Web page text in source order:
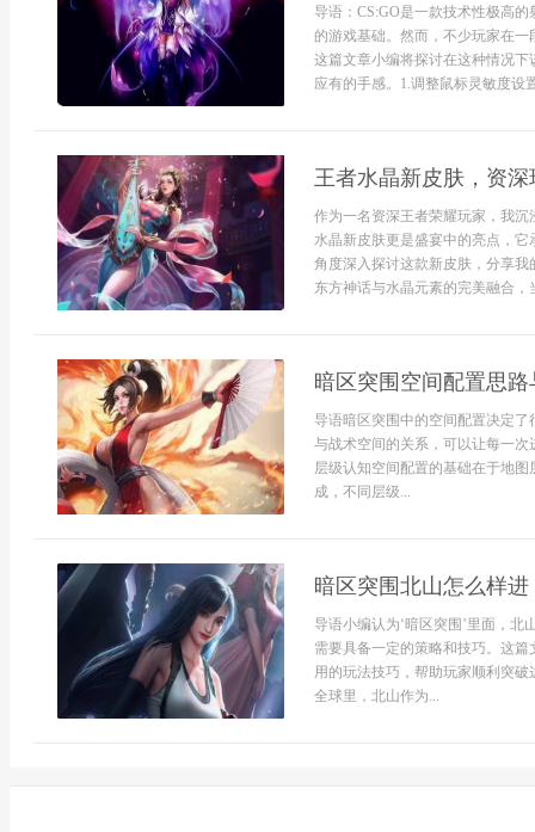
导语：CS:GO是一款技术性极高
的游戏基础。然而，不少玩家在
这篇文章小编将探讨在这种情况
应有的手感。1.调整鼠标灵敏度设
王者水晶新皮肤，资
作为一名资深王者荣耀玩家，我
水晶新皮肤更是盛宴中的亮点，
角度深入探讨这款新皮肤，分享
东方神话与水晶元素的完美融合
暗区突围空间配置思
导语暗区突围中的空间配置决定
与战术空间的关系，可以让每一
层级认知空间配置的基础在于地
成，不同层级...
暗区突围北山怎么样进
导语小编认为‘暗区突围’里面，
需要具备一定的策略和技巧。这
用的玩法技巧，帮助玩家顺利突
全球里，北山作为...